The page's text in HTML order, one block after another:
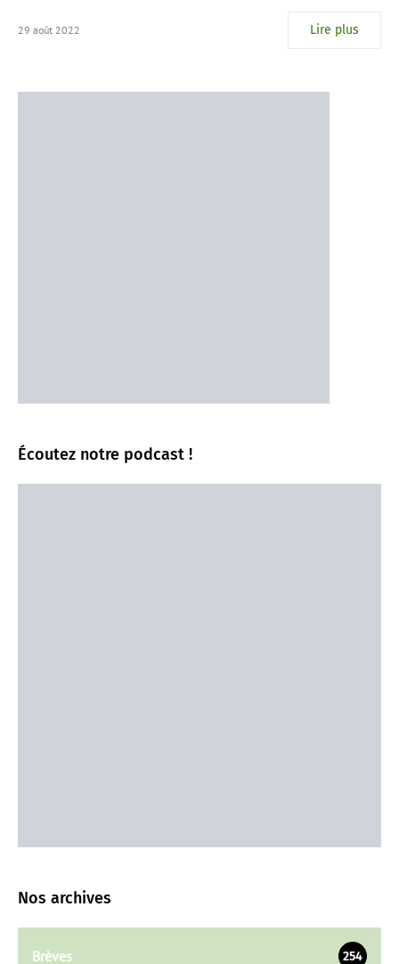
29 août 2022 Lire plus
Écoutez notre podcast !
Nos archives
Brèves 254